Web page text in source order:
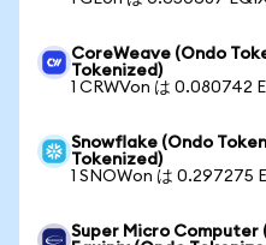
CoreWeave (Ondo
Tokenized)
1 CRWVon は 0.080742
Snowflake (Ondo
Tokenized)
1 SNOWon は 0.297275
Super Micro Computer